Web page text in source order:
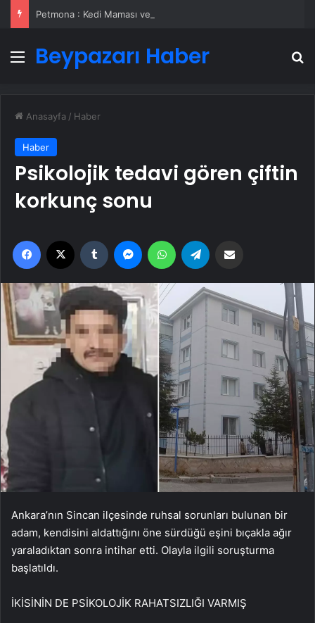
Menü
Beypazarı Haber
Anasayfa / Haber
Haber
Psikolojik tedavi gören çiftin
korkunç sonu
Facebook Tumblr MessengerWhatsApp
Ankara’nın Sincan ilçesinde ruhsal sorunları bulunan bir
adam, kendisini aldattığını öne sürdüğü eşini bıçakla ağır
yaraladıktan sonra intihar etti. Olayla ilgili soruşturma
başlatıldı.
İKİSİNİN DE PSİKOLOJİK RAHATSIZLIĞI VARMIŞ